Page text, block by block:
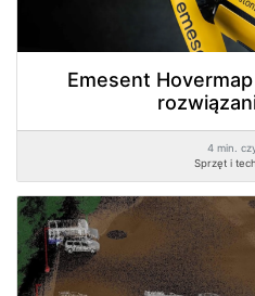
Emesent
4 min.
Sprzęt i